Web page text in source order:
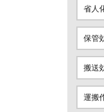
省人
保管
搬送
運搬